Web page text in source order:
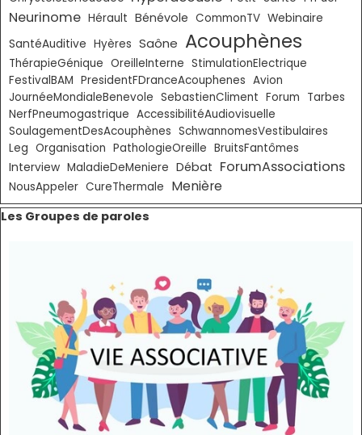
Neurinome Hérault Bénévole CommonTV Webinaire
SantéAuditive Hyères Saône Acouphènes
ThérapieGénique OreilleInterne StimulationElectrique
FestivalBAM PresidentFDranceAcouphenes Avion
JournéeMondialeBenevole SebastienCliment Forum Tarbes
NerfPneumogastrique AccessibilitéAudiovisuelle
SoulagementDesAcouphènes SchwannomesVestibulaires
Leg Organisation PathologieOreille BruitsFantômes
Interview MaladieDeMeniere Débat ForumAssociations
NousAppeler CureThermale Menière
Sauter le bloc Les Groupes de paroles
Les Groupes de paroles